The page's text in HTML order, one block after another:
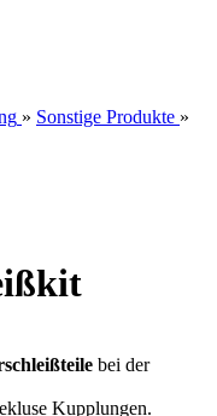
» Sonstige Produkte »
bei der
Kupplungen.